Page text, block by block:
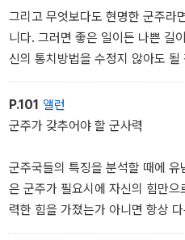
그리고 무엇보다도 현명한 군주라
니다. 그러면 좋은 일이든 나쁜 길
신의 통치방법을 수정지 않아도 될
왜냐하면 (함께 살지 않으면) 비상
우 가혹한 조치를 취할 시간적 여
도 마지못해 베푸는 것으로 받아들
P.101 앨런
군주가 갖추어야 할 군사력
군주국들의 특징을 분석할 때에
은 군주가 필요시에 자신의 힘만
력한 힘을 가졌는가 아니면 항상
야 하는가의 문제입니다.